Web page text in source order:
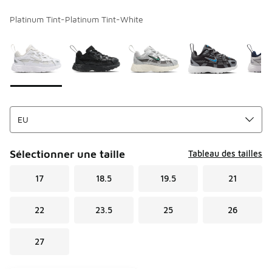
Platinum Tint-Platinum Tint-White
Sélectionner une taille Tableau des tailles
17 18.5 19.5 21
22 23.5 25 26
27